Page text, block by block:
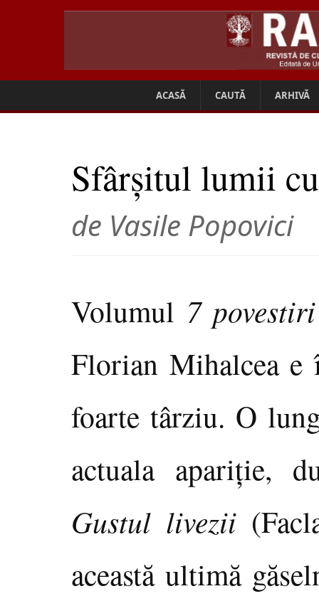
ACASĂ CAUTĂ ARHIVĂ
Sfârșitul lumii
de Vasile Popovici
Volumul 7
Florian Mihalcea
foarte târziu. O
actuala apariţie,
Gustul livezii
această ultimă